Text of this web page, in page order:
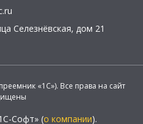
Селезнёвская, дом 21
«1С»). Все права на сайт
Софт» (о компании).